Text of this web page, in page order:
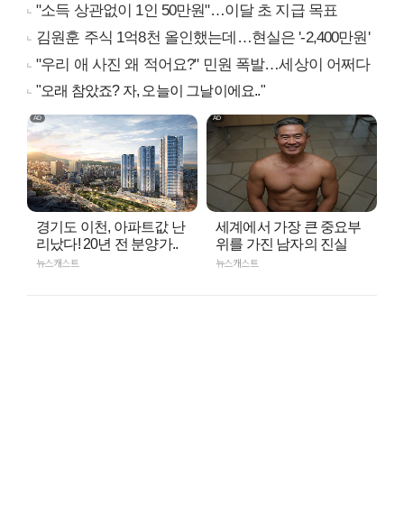
"소득 상관없이 1인 50만원"…이달 초 지급 목표
김원훈 주식 1억8천 올인했는데…현실은 '-2,400만원'
"우리 애 사진 왜 적어요?" 민원 폭발…세상이 어쩌다
"오래 참았죠? 자, 오늘이 그날이에요.."
경기도 이천, 아파트값 난
리났다! 20년 전 분양가..
뉴스캐스트
세계에서 가장 큰 중요부
위를 가진 남자의 진실
뉴스캐스트